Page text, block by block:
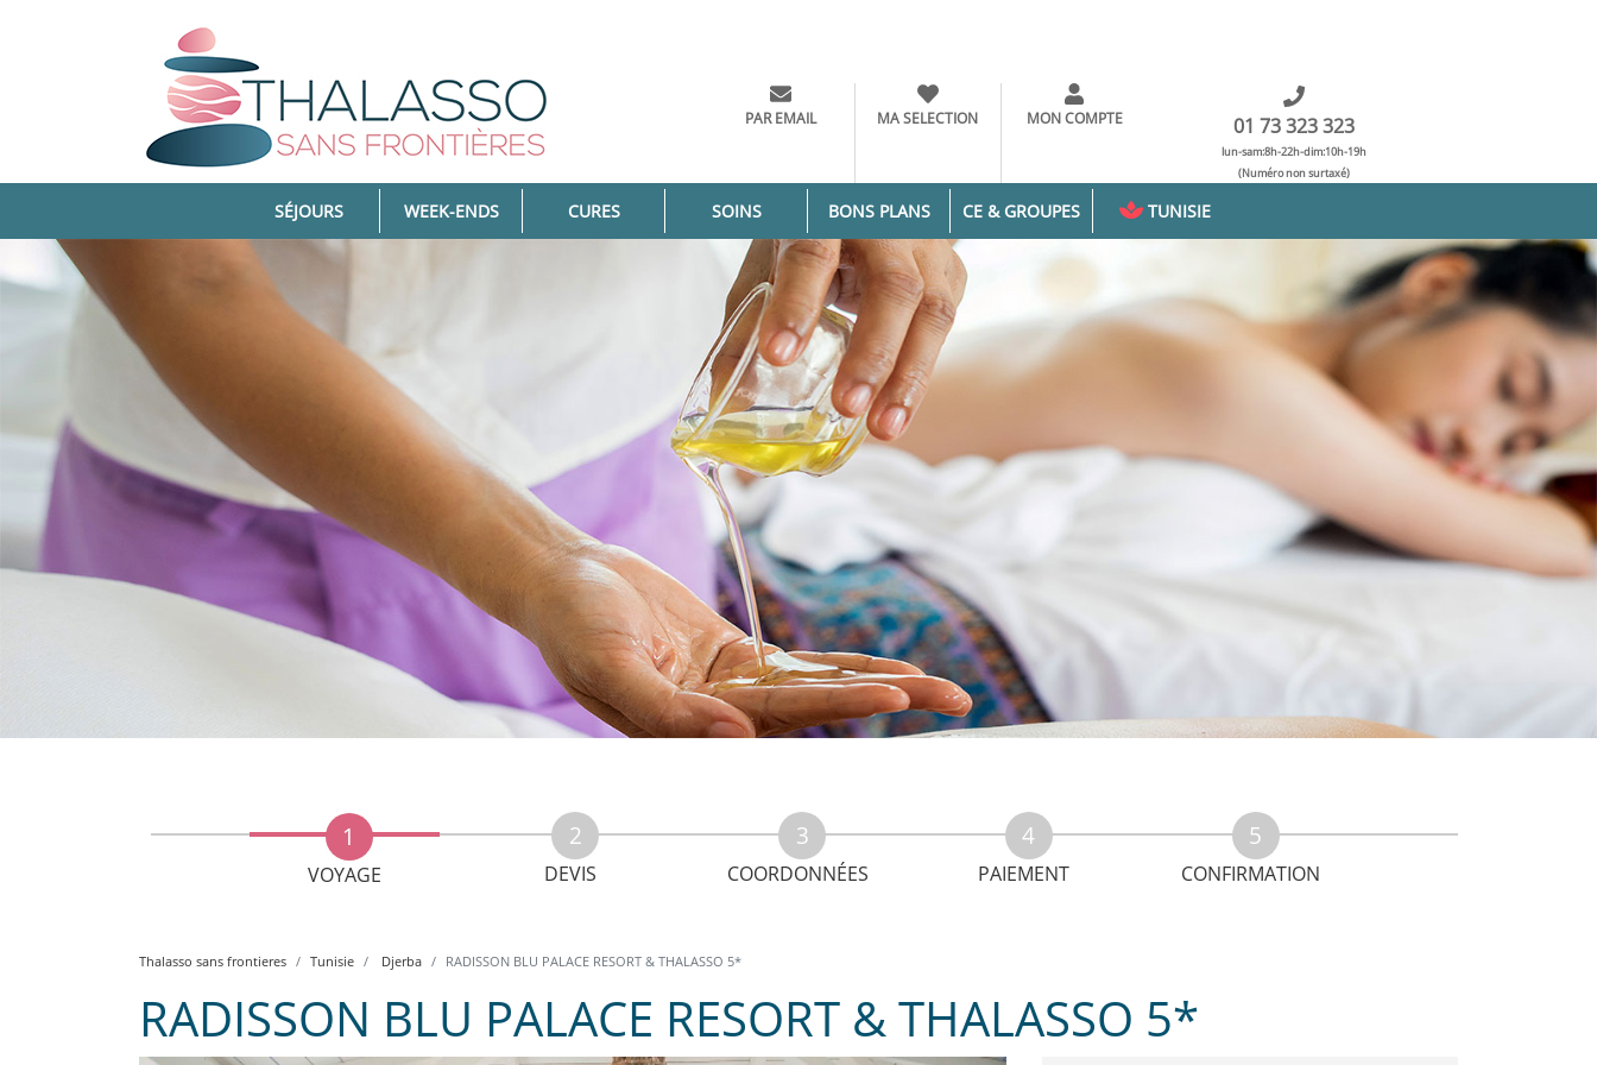
PAR EMAIL MA SELECTION MON COMPTE 01 73 323 323
lun-sam:8h-22h-dim:10h-19h
(Numéro non surtaxé)
SÉJOURS(CURRENT)WEEK-ENDS CURES SOINS BONS PLANS CE & GROUPES TUNISIE
VOYAGE DEVIS COORDONNÉES PAIEMENT CONFIRMATION
Thalasso sans frontieres Tunisie Djerba RADISSON BLU PALACE RESORT & THALASSO 5*
RADISSON BLU PALACE RESORT & THALASSO 5*